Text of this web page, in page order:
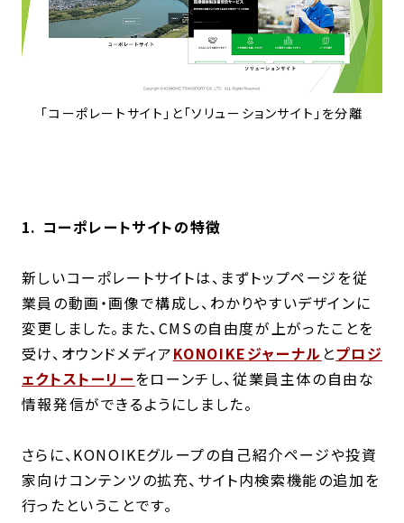
「コーポレートサイト」と「ソリューションサイト」を分離
1. コーポレートサイトの特徴
新しいコーポレートサイトは、まずトップページを従
業員の動画・画像で構成し、わかりやすいデザインに
変更しました。また、CMSの自由度が上がったことを
受け、オウンドメディアKONOIKEジャーナル とプロジ
ェクトストーリーをローンチし、従業員主体の自由な
情報発信ができるようにしました。
さらに、KONOIKEグループの自己紹介ページや投資
家向けコンテンツの拡充、サイト内検索機能の追加を
行ったということです。